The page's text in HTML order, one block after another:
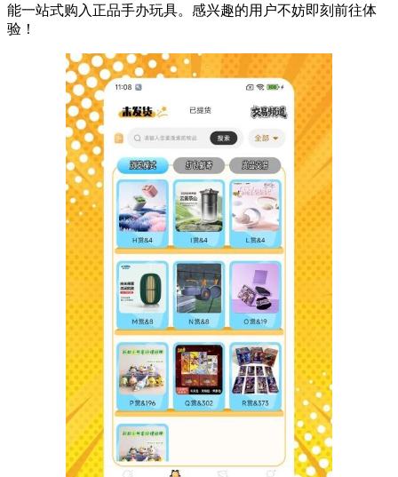
能一站式购入正品手办玩具。感兴趣的用户不妨即刻前往体
验！